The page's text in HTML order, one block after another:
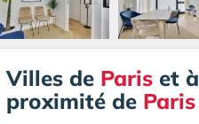
Villes de Paris et à
proximité de Paris